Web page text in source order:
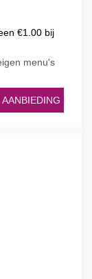
€1.00 bij
menu's
AANBIEDING